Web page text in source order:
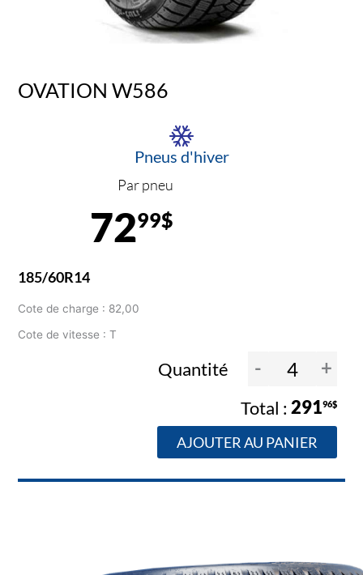
OVATION W586
Pneus d'hiver
Par pneu
7299$
185/60R14
Cote de charge : 82,00
Cote de vitesse : T
Quantité - +
29196$
AJOUTER AU PANIER